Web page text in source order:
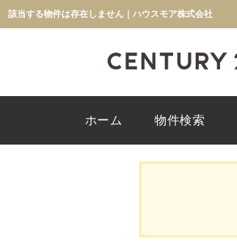
該当する物件は存在しません｜ハウスモア株式会社
ホーム 物件検索